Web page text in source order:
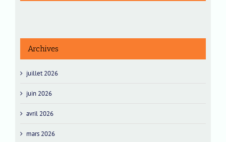
Archives
juillet 2026
juin 2026
avril 2026
mars 2026